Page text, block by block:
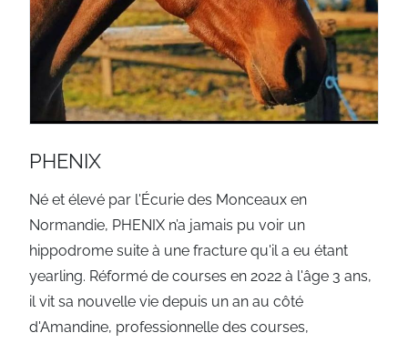
PHENIX
Né et élevé par l'Écurie des Monceaux en
Normandie, PHENIX n’a jamais pu voir un
hippodrome suite à une fracture qu'il a eu étant
yearling. Réformé de courses en 2022 à l'âge 3 ans,
il vit sa nouvelle vie depuis un an au côté
d'Amandine, professionnelle des courses,